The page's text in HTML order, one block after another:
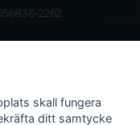
2262
405566
skall fungera
ditt samtycke